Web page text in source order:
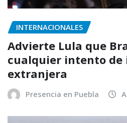
INTERNACIONALES
Advierte Lula que
cualquier intento de
extranjera
Presencia en Puebla